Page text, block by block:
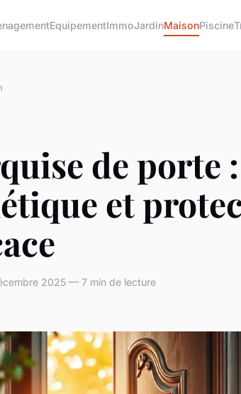
EquipementImmoJardinMaisonPiscine
de porte
et
2025 — 7 min de lecture